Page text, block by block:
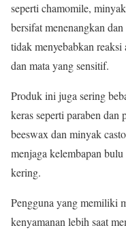
seperti chamomile,
bersifat menenangkan
tidak menyebabkan
dan mata yang sensitif.
Produk ini juga sering
keras seperti paraben dan
beeswax dan minyak
menjaga kelembapan
kering.
Pengguna yang memiliki
kenyamanan lebih saat